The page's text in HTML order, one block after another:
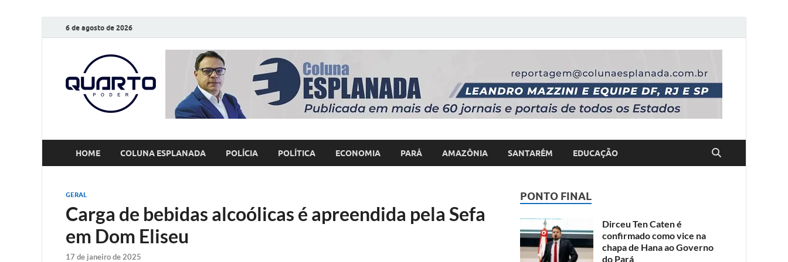
6 de agosto de 2026
O Quarto Poder
Notícias todos os dias
HOME COLUNA ESPLANADA POLÍCIA POLÍTICA ECONOMIA PARÁ AMAZÔNIA SANTARÉM EDUCAÇÃO
GERAL
Carga de bebidas alcoólicas é apreendida pela Sefa
em Dom Eliseu
17 de janeiro de 2025
PONTO FINAL
Dirceu Ten Caten é
confirmado como vice na
chapa de Hana ao Governo
do Pará